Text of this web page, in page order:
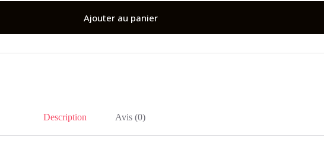
Ajouter au panier
Description Avis (0)